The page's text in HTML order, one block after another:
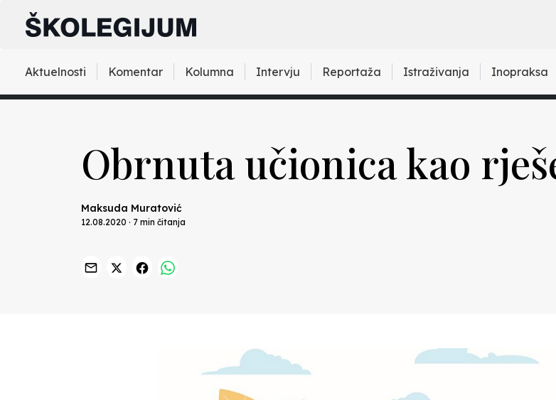
Aktuelnosti Komentar Kolumna Intervju Reportaža Istraživanja Inopraksa
Obrnuta učionica kao
Maksuda Muratović
12.08.2020 · 7 min čitanja